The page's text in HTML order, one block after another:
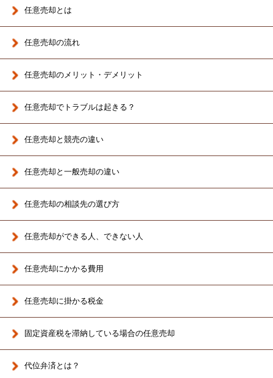
任意売却とは
任意売却の流れ
任意売却のメリット・デメリット
任意売却でトラブルは起きる？
任意売却と競売の違い
任意売却と一般売却の違い
任意売却の相談先の選び方
任意売却ができる人、できない人
任意売却にかかる費用
任意売却に掛かる税金
固定資産税を滞納している場合の任意売却
代位弁済とは？